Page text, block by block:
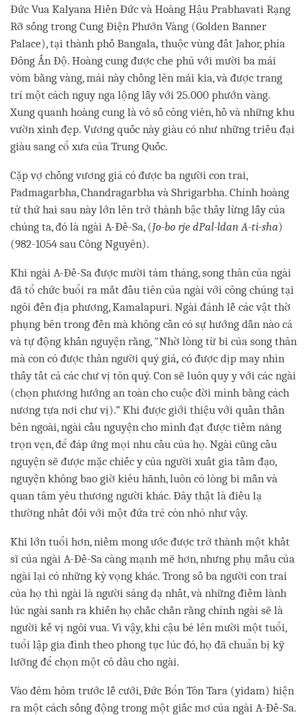
Đức Vua Kalyana Hiền Đức và Hoàng Hậu Prabhavati Rạng
Rỡ sống trong Cung Điện Phướn Vàng (Golden Banner
Palace), tại thành phố Bangala, thuộc vùng đất Jahor, phía
Đông Ấn Độ. Hoàng cung được che phủ với mười ba mái
vòm bằng vàng, mái này chồng lên mái kia, và được trang
trí một cách nguy nga lộng lẫy với 25.000 phướn vàng.
Xung quanh hoàng cung là vô số công viên, hồ và những khu
vườn xinh đẹp. Vương quốc này giàu có như những triều đại
giàu sang cổ xưa của Trung Quốc.
Cặp vợ chồng vương giả có được ba người con trai,
Padmagarbha, Chandragarbha và Shrigarbha. Chính hoàng
tử thứ hai sau này lớn lên trở thành bậc thầy lừng lẫy của
chúng ta, đó là ngài A-Đề-Sa, (Jo-bo rje dPal-ldan A-ti-sha)
(982-1054 sau Công Nguyên).
Khi ngài A-Đề-Sa được mười tám tháng, song thân của ngài
đã tổ chức buổi ra mắt đầu tiên của ngài với công chúng tại
ngôi đền địa phương, Kamalapuri. Ngài đảnh lễ các vật thờ
phụng bên trong đền mà không cần có sự hướng dẫn nào cả
và tự động khấn nguyện rằng, "Nhờ lòng từ bi của song thân
mà con có được thân người quý giá, có được dịp may nhìn
thấy tất cả các chư vị tôn quý. Con sẽ luôn quy y với các ngài
(chọn phương hướng an toàn cho cuộc đời mình bằng cách
nương tựa nơi chư vị).” Khi được giới thiệu với quần thần
bên ngoài, ngài cầu nguyện cho mình đạt được tiềm năng
trọn vẹn, để đáp ứng mọi nhu cầu của họ. Ngài cũng cầu
nguyện sẽ được mặc chiếc y của người xuất gia tầm đạo,
nguyện không bao giờ kiêu hãnh, luôn có lòng bi mẫn và
quan tâm yêu thương người khác. Đây thật là điều lạ
thường nhất đối với một đứa trẻ còn nhỏ như vậy.
Khi lớn tuổi hơn, niềm mong ước được trở thành một khất
sĩ của ngài A-Đề-Sa càng mạnh mẽ hơn, nhưng phụ mẫu của
ngài lại có những kỳ vọng khác. Trong số ba người con trai
của họ thì ngài là người sáng dạ nhất, và những điềm lành
lúc ngài sanh ra khiến họ chắc chắn rằng chính ngài sẽ là
người kế vị ngôi vua. Vì vậy, khi cậu bé lên mười một tuổi,
tuổi lập gia đình theo phong tục lúc đó, họ đã chuẩn bị kỹ
lưỡng để chọn một cô dâu cho ngài.
Vào đêm hôm trước lễ cưới, Đức Bổn Tôn Tara (yidam) hiện
ra một cách sống động trong một giấc mơ của ngài A-Đề-Sa.